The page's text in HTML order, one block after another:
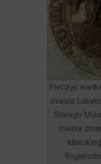
Pieczęć
miasta
Starego
mienia